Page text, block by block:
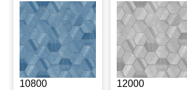
10800
12000